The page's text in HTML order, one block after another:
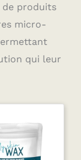
de produits
micro-
qui leur